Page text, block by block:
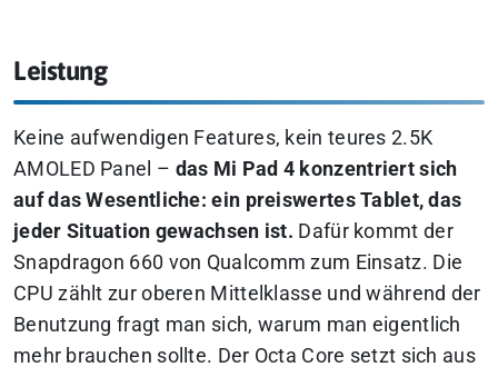
Leistung
Keine aufwendigen Features, kein teures 2.5K
AMOLED Panel – das Mi Pad 4 konzentriert sich
auf das Wesentliche: ein preiswertes Tablet, das
jeder Situation gewachsen ist. Dafür kommt der
Snapdragon 660 von Qualcomm zum Einsatz. Die
CPU zählt zur oberen Mittelklasse und während der
Benutzung fragt man sich, warum man eigentlich
mehr brauchen sollte. Der Octa Core setzt sich aus